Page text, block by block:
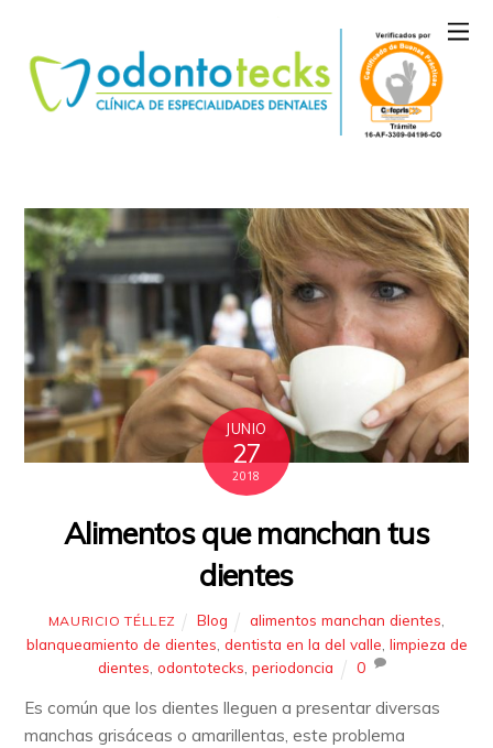
JUNIO
27
2018
Alimentos que manchan tus
dientes
MAURICIO TÉLLEZ Blog alimentos manchan dientes
blanqueamiento de dientes dentista en la del valle limpieza de
dientes ,odontotecks ,periodoncia 0
Es común que los dientes lleguen a presentar diversas
manchas grisáceas o amarillentas, este problema